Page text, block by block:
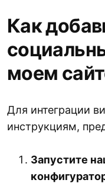
Как
моем
Для интеграции
инструкциям,
Запустите